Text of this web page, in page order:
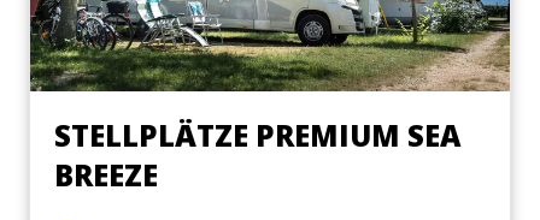
STELLPLÄTZE PREMIUM SEA
BREEZE